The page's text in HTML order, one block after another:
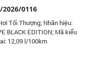
2026/0116
Tối Thượng; Nhãn hiệu:
BLACK EDITION; Mã kiểu
12,09 l/100km